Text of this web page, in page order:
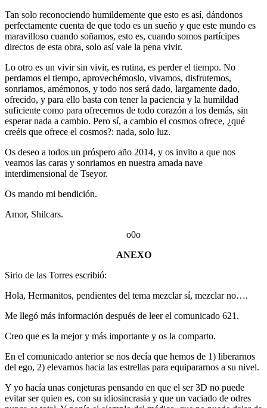
Tan solo reconociendo humildemente que esto es así, dándonos
perfectamente cuenta de que todo es un sueño y que este mundo es
maravilloso cuando soñamos, esto es, cuando somos partícipes
directos de esta obra, solo así vale la pena vivir.
Lo otro es un vivir sin vivir, es rutina, es perder el tiempo. No
perdamos el tiempo, aprovechémoslo, vivamos, disfrutemos,
sonriamos, amémonos, y todo nos será dado, largamente dado,
ofrecido, y para ello basta con tener la paciencia y la humildad
suficiente como para ofrecernos de todo corazón a los demás, sin
esperar nada a cambio. Pero sí, a cambio el cosmos ofrece, ¿qué
creéis que ofrece el cosmos?: nada, solo luz.
Os deseo a todos un próspero año 2014, y os invito a que nos
veamos las caras y sonriamos en nuestra amada nave
interdimensional de Tseyor.
Os mando mi bendición.
Amor, Shilcars.
o0o
ANEXO
Sirio de las Torres escribió:
Hola, Hermanitos, pendientes del tema mezclar sí, mezclar no….
Me llegó más información después de leer el comunicado 621.
Creo que es la mejor y más importante y os la comparto.
En el comunicado anterior se nos decía que hemos de 1) liberarnos
del ego, 2) elevarnos hacia las estrellas para equipararnos a su nivel.
Y yo hacía unas conjeturas pensando en que el ser 3D no puede
evitar ser quien es, con su idiosincrasia y que un vaciado de odres